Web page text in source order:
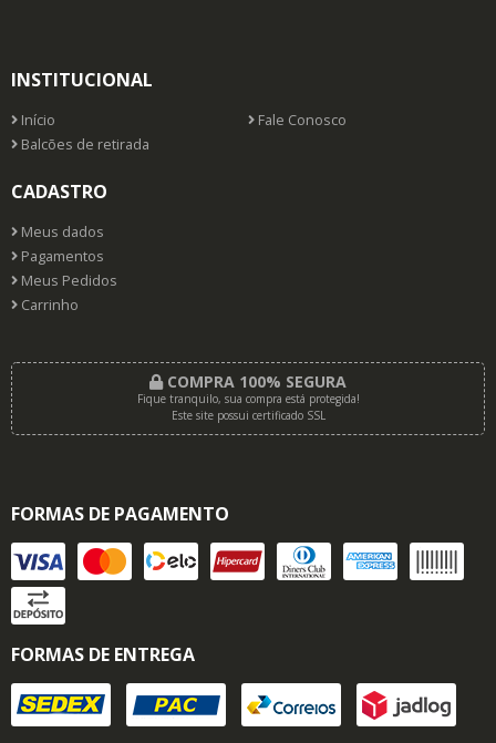
INSTITUCIONAL
Início
Fale Conosco
Balcões de retirada
CADASTRO
Meus dados
Pagamentos
Meus Pedidos
Carrinho
COMPRA 100% SEGURA
Fique tranquilo, sua compra está protegida!
Este site possui certificado SSL
FORMAS DE PAGAMENTO
FORMAS DE ENTREGA